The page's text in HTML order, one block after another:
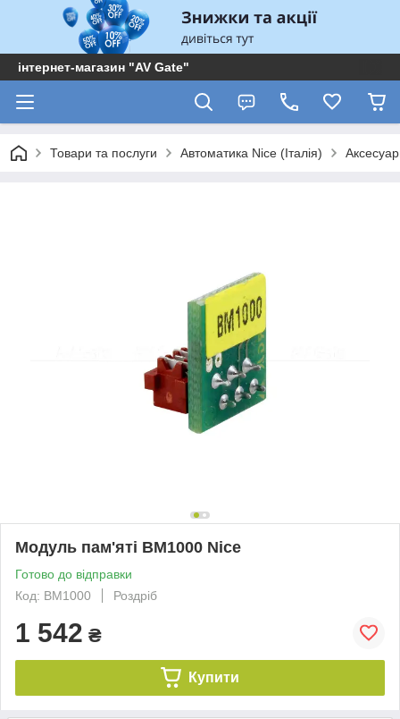
інтернет-магазин "AV Gate"
Товари та послуги Автоматика Nice (Італія)
Модуль пам'яті BM1000 Nice
Готово до відправки
Код: BM1000
Роздріб
1 542 ₴
Купити